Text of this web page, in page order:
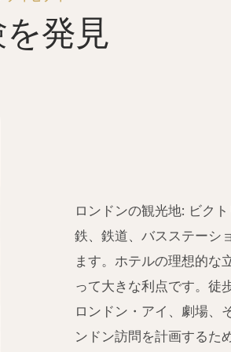
発見
ロンドンの観光地: ビク
鉄、鉄道、バスステーシ
ます。ホテルの理想的な
って大きな利点です。徒
ロンドン・アイ、劇場、
ンドン訪問を計画するた